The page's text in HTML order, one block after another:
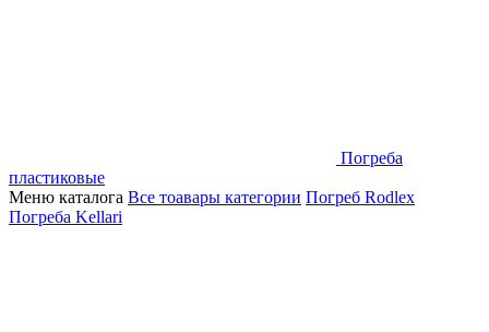
Погреба
пластиковые
Меню каталога Все тоавары категории Погреб Rodlex
Погреба Kellari